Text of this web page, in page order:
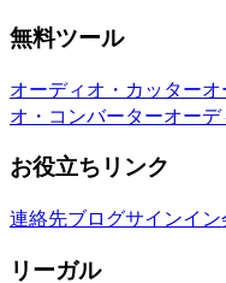
無料ツール
オーディオ・カッター
オ・コンバーターオー
お役立ちリンク
連絡先ブログサインイン
リーガル